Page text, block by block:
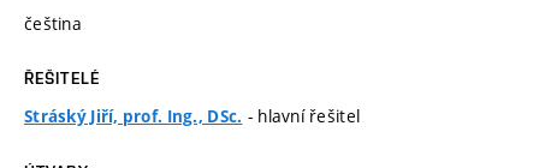
čeština
ŘEŠITELÉ
Stráský Jiří, prof. Ing., DSc. - hlavní řešitel